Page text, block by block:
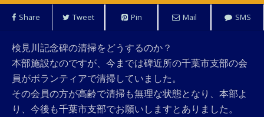
Share Tweet Pin Mail SMS
検見川記念碑の清掃をどうするのか？
本部施設なのですが、今までは碑近所の千葉市支部の会
員がボランティアで清掃していました。
その会員の方が高齢で清掃も無理な状態となり、本部よ
り、今後も千葉市支部でお願いしますとありました。